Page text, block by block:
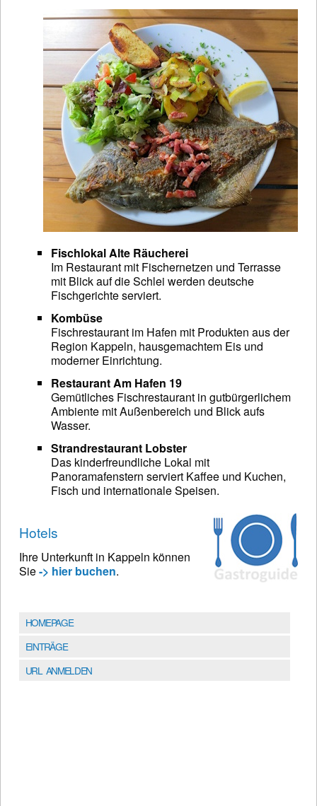
Fischlokal Alte Räucherei
Im Restaurant mit Fischernetzen und Terrasse
mit Blick auf die Schlei werden deutsche
Fischgerichte serviert.
Kombüse
Fischrestaurant im Hafen mit Produkten aus der
Region Kappeln, hausgemachtem Eis und
moderner Einrichtung.
Restaurant Am Hafen 19
Gemütliches Fischrestaurant in gutbürgerlichem
Ambiente mit Außenbereich und Blick aufs
Wasser.
Strandrestaurant Lobster
Das kinderfreundliche Lokal mit
Panoramafenstern serviert Kaffee und Kuchen,
Fisch und internationale Speisen.
Hotels
Ihre Unterkunft in Kappeln können
Sie-> hier buchen.
HOMEPAGE
EINTRÄGE
URL ANMELDEN